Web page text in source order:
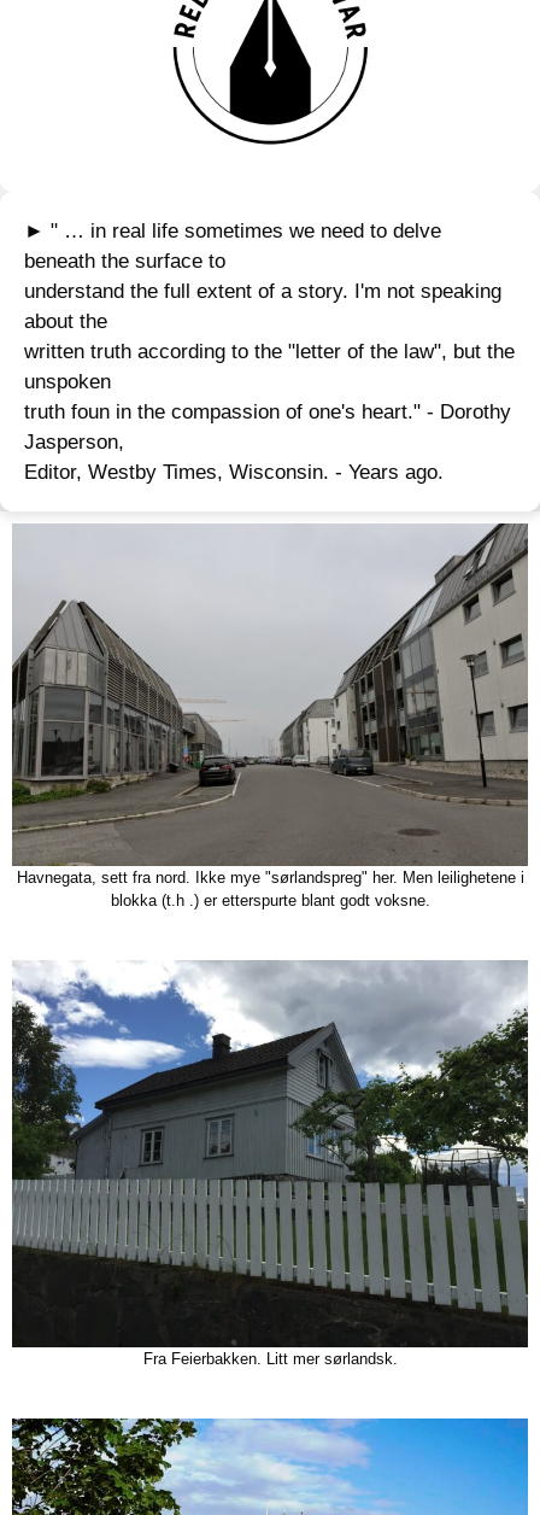
► " … in real life sometimes we need to delve
beneath the surface to
understand the full extent of a story. I'm not speaking
about the
written truth according to the "letter of the law", but the
unspoken
truth foun in the compassion of one's heart." - Dorothy
Jasperson,
Editor, Westby Times, Wisconsin. - Years ago.
Havnegata, sett fra nord. Ikke mye "sørlandspreg" her. Men leilighetene i
blokka (t.h .) er etterspurte blant godt voksne.
Fra Feierbakken. Litt mer sørlandsk.